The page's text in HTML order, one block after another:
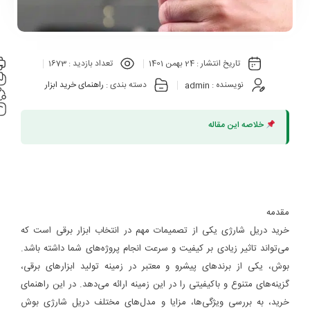
تاریخ انتشار :24 بهمن 1401 تعداد بازدید :1673
نویسنده : admin دسته بندی : راهنمای خرید ابزار
خلاصه این مقاله
مقدمه
خرید دریل شارژی یکی از تصمیمات مهم در انتخاب ابزار برقی است که
می‌تواند تاثیر زیادی بر کیفیت و سرعت انجام پروژه‌های شما داشته باشد.
بوش، یکی از برندهای پیشرو و معتبر در زمینه تولید ابزارهای برقی،
گزینه‌های متنوع و باکیفیتی را در این زمینه ارائه می‌دهد. در این راهنمای
خرید، به بررسی ویژگی‌ها، مزایا و مدل‌های مختلف دریل شارژی بوش